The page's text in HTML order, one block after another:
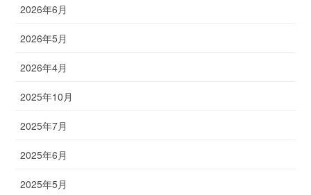
2026年6月
2026年5月
2026年4月
2025年10月
2025年7月
2025年6月
2025年5月